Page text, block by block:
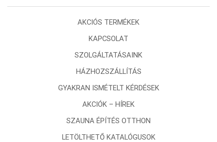
AKCIÓS TERMÉKEK
KAPCSOLAT
SZOLGÁLTATÁSAINK
HÁZHOZSZÁLLÍTÁS
GYAKRAN ISMÉTELT KÉRDÉSEK
AKCIÓK – HÍREK
SZAUNA ÉPÍTÉS OTTHON
LETÖLTHETŐ KATALÓGUSOK